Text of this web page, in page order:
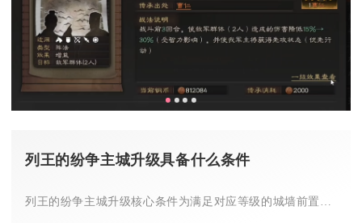
列王的纷争主城升级具备什么条件